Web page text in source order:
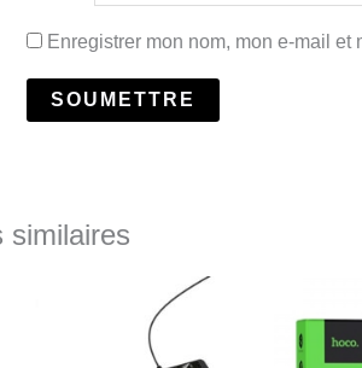
Enregistrer mon nom, mon e-mail
similaires